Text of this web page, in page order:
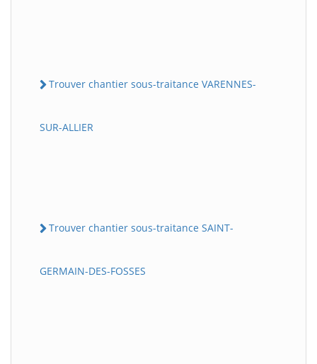
Trouver chantier sous-traitance VARENNES-
SUR-ALLIER
Trouver chantier sous-traitance SAINT-
GERMAIN-DES-FOSSES